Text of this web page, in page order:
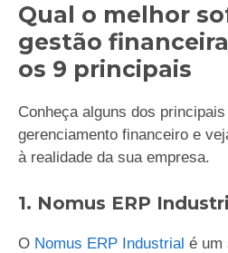
Qual o melhor
gestão
os 9 principais
Conheça alguns dos
gerenciamento financeiro e
à realidade da sua empresa.
1. Nomus ERP
O Nomus ERP Industrial é um